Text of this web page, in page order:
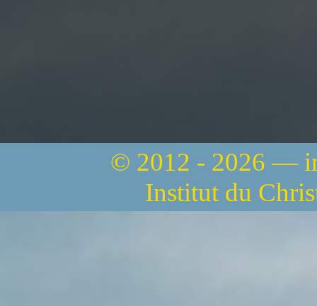
© 2012 - 2026 —
Institut du